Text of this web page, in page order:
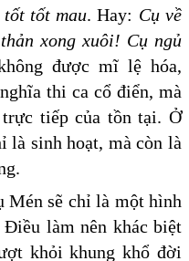
tốt mau. Hay: Cụ về
xong xuôi! Cụ ngủ
được mĩ lệ hóa,
thi ca cổ điển, mà
tiếp của tồn tại. Ở
là sinh hoạt, mà còn là
Mén sẽ chỉ là một hình
Điều làm nên khác biệt
khỏi khung khổ đời